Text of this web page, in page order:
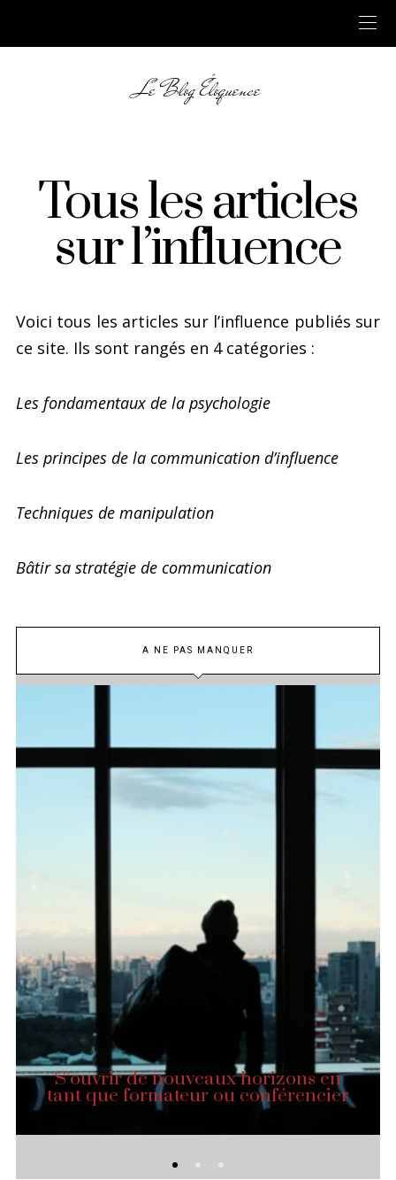
Le Blog Éloquence
Tous les articles
sur l’influence
Voici tous les articles sur l’influence publiés sur
ce site. Ils sont rangés en 4 catégories :
Les fondamentaux de la psychologie
Les principes de la communication d’influence
Techniques de manipulation
Bâtir sa stratégie de communication
A NE PAS MANQUER
S’ouvrir de nouveaux horizons en
tant que formateur ou conférencier